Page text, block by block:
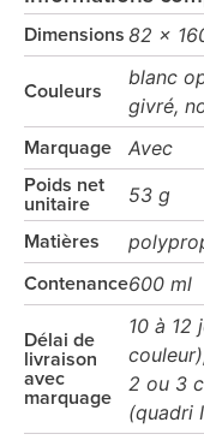
Dimensions 82 x
Couleurs
blanc
givré,
Marquage Avec
Poids net
unitaire
53 g
Matières
Contenance600 ml
Délai de
livraison
avec
marquage
10 à 12
2 ou 3
(quadri